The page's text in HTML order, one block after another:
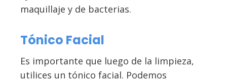
maquillaje y de bacterias.
Tónico Facial
Es importante que luego de la limpieza,
utilices un tónico facial. Podemos